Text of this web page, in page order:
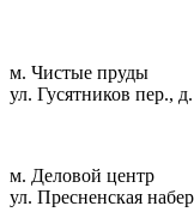
м. Чистые пруды
ул. Гусятников пер.,
м. Деловой центр
ул. Пресненская